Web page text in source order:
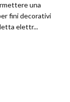
una
fini decorativi
elettr...